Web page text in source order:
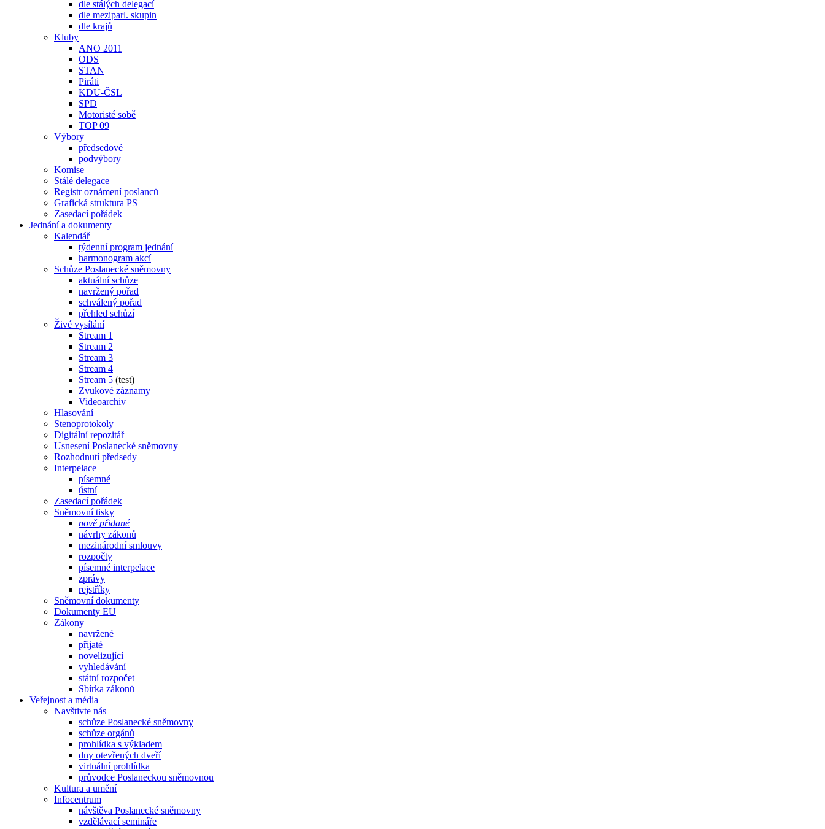
dle stálých delegací
dle meziparl. skupin
dle krajů
Kluby
ANO 2011
ODS
STAN
Piráti
KDU-ČSL
SPD
Motoristé sobě
TOP 09
Výbory
předsedové
podvýbory
Komise
Stálé delegace
Registr oznámení poslanců
Grafická struktura PS
Zasedací pořádek
Jednání a dokumenty
Kalendář
týdenní program jednání
harmonogram akcí
Schůze Poslanecké sněmovny
aktuální schůze
navržený pořad
schválený pořad
přehled schůzí
Živé vysílání
Stream 1
Stream 2
Stream 3
Stream 4
Stream 5 (test)
Zvukové záznamy
Videoarchiv
Hlasování
Stenoprotokoly
Digitální repozitář
Usnesení Poslanecké sněmovny
Rozhodnutí předsedy
Interpelace
písemné
ústní
Zasedací pořádek
Sněmovní tisky
nově přidané
návrhy zákonů
mezinárodní smlouvy
rozpočty
písemné interpelace
zprávy
rejstříky
Sněmovní dokumenty
Dokumenty EU
Zákony
navržené
přijaté
novelizující
vyhledávání
státní rozpočet
Sbírka zákonů
Veřejnost a média
Navštivte nás
schůze Poslanecké sněmovny
schůze orgánů
prohlídka s výkladem
dny otevřených dveří
virtuální prohlídka
průvodce Poslaneckou sněmovnou
Kultura a umění
Infocentrum
návštěva Poslanecké sněmovny
vzdělávací semináře